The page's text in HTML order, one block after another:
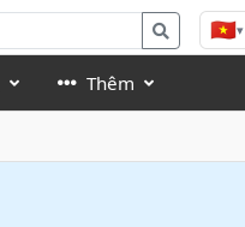
🇻🇳▾
Thêm